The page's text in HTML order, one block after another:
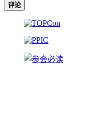
评论